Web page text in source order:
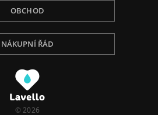
OBCHOD
NÁKUPNÍ ŘÁD
© 2026
abychom Vám poskytli tu
procházení, přizpůsobili
návštěvnost a ukázali
Pro více informací navštivte
osobních údajů.